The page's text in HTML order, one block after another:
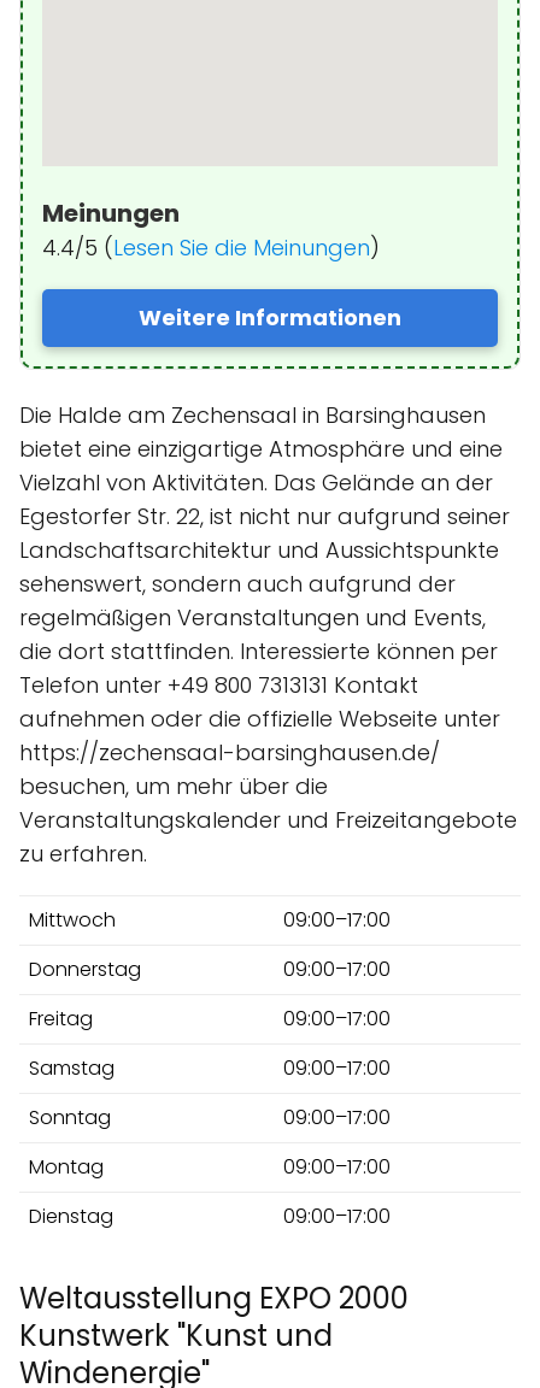
Meinungen
4.4/5 (Lesen Sie die Meinungen)
Weitere Informationen
Die Halde am Zechensaal in Barsinghausen
bietet eine einzigartige Atmosphäre und eine
Vielzahl von Aktivitäten. Das Gelände an der
Egestorfer Str. 22, ist nicht nur aufgrund seiner
Landschaftsarchitektur und Aussichtspunkte
sehenswert, sondern auch aufgrund der
regelmäßigen Veranstaltungen und Events,
die dort stattfinden. Interessierte können per
Telefon unter +49 800 7313131 Kontakt
aufnehmen oder die offizielle Webseite unter
https://zechensaal-barsinghausen.de/
besuchen, um mehr über die
Veranstaltungskalender und Freizeitangebote
zu erfahren.
Mittwoch
09:00–17:00
Donnerstag
09:00–17:00
Freitag
09:00–17:00
Samstag
09:00–17:00
Sonntag
09:00–17:00
Montag
09:00–17:00
Dienstag
09:00–17:00
Weltausstellung EXPO 2000
Kunstwerk "Kunst und
Windenergie"